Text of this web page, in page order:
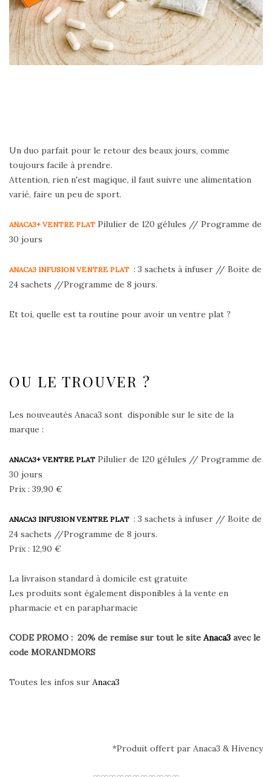
Un duo parfait pour le retour des beaux jours, comme
toujours facile à prendre.
Attention, rien n'est magique, il faut suivre une alimentation
varié, faire un peu de sport.
ANACA3+ VENTRE PLAT Pilulier de 120 gélules // Programme de
30 jours
ANACA3 INFUSION VENTRE PLAT : 3 sachets à infuser // Boite de
24 sachets //Programme de 8 jours.
Et toi, quelle est ta routine pour avoir un ventre plat ?
OU LE TROUVER ?
Les nouveautés Anaca3 sont disponible sur le site de la
marque :
ANACA3+ VENTRE PLAT Pilulier de 120 gélules // Programme de
30 jours
Prix : 39,90 €
ANACA3 INFUSION VENTRE PLAT : 3 sachets à infuser // Boite de
24 sachets //Programme de 8 jours.
Prix : 12,90 €
La livraison standard à domicile est gratuite
Les produits sont également disponibles à la vente en
pharmacie et en parapharmacie
CODE PROMO : 20% de remise sur tout le site Anaca3 avec le
code MORANDMORS
Toutes les infos sur Anaca3
*Produit offert par Anaca3 & Hivency